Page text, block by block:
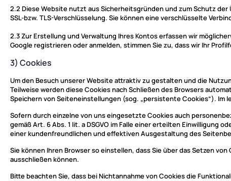
2.2 Diese Website nutzt aus Sicherheitsgründen und zum Schutz
SSL-bzw. TLS-Verschlüsselung. Sie können eine verschlüsselte
2.3Zur Erstellung und Verwaltung Ihres Kontos erfassen wir
Google registrieren oder anmelden, stimmen Sie zu, dass wir Ihr
3) Cookies
Um den Besuch unserer Website attraktiv zu gestalten und die
Teilweise werden diese Cookies nach Schließen des Browsers
Speichern von Seiteneinstellungen (sog. „persistente Cookies“). Im
Sofern durch einzelne von uns eingesetzte Cookies auch
gemäß Art. 6 Abs. 1 lit. a DSGVO im Falle einer erteilten Einwilligung
einer kundenfreundlichen und effektiven Ausgestaltung des
Sie können Ihren Browser so einstellen, dass Sie über das Setzen
ausschließen können.
Bitte beachten Sie, dass bei Nichtannahme von Cookies die